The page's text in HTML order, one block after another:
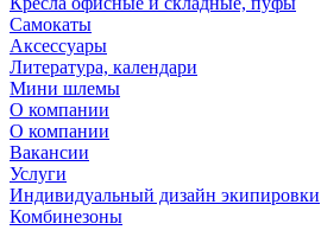
Самокаты
Аксессуары
Литература, календари
Мини шлемы
О компании
О компании
Вакансии
Услуги
Индивидуальный дизайн экипировки
Комбинезоны